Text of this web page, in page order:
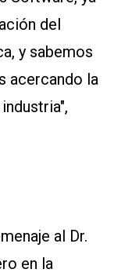
del
y sabemos
acercando la
al Dr.
en la